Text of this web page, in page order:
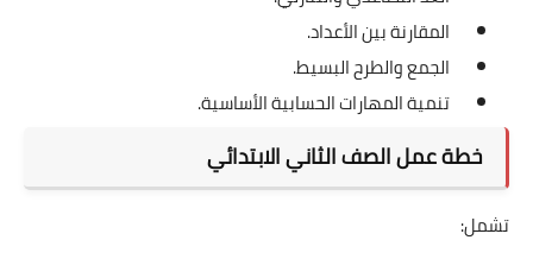
المقارنة بين الأعداد.
الجمع والطرح البسيط.
تنمية المهارات الحسابية الأساسية.
خطة عمل الصف الثاني الابتدائي
تشمل: